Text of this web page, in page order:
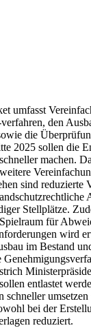
umfasst
den
die
2025 sollen die
machen.
sind reduzierte
Stellplätze.
für
wird
im Bestand
entlastet
schneller
bei der
reduziert.